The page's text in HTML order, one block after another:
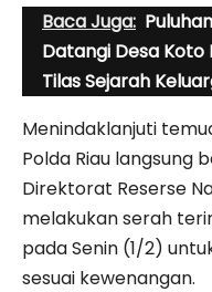
Baca Juga:
Datangi Desa Koto
Tilas Sejarah
Menindaklanjuti
Polda Riau langsung
Direktorat Reserse
melakukan serah
pada Senin (1/2)
sesuai kewenangan.